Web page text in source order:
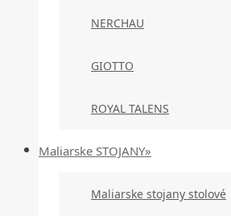
NERCHAU
GIOTTO
ROYAL TALENS
Maliarske STOJANY»
Maliarske stojany stolové